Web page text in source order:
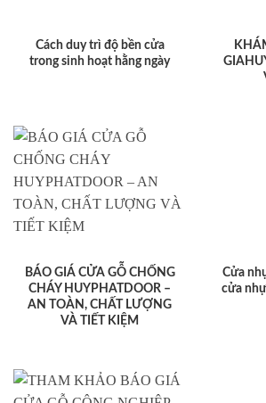
Cách duy trì độ bền cửa
trong sinh hoạt hằng ngày
BÁO GIÁ CỬA GỖ CHỐNG
CHÁY HUYPHATDOOR –
AN TOÀN, CHẤT LƯỢNG
VÀ TIẾT KIỆM
Cửa
cửa